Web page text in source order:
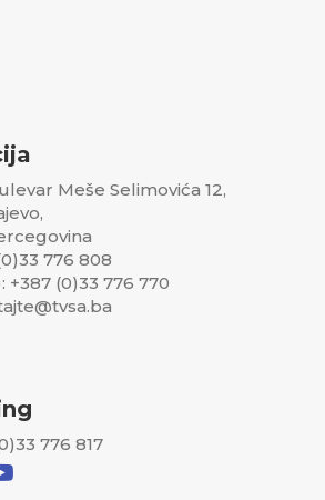
Meše Selimovića 12,
776 808
+387 (0)33 776 770
776 817